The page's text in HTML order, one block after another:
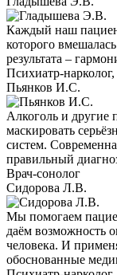
Каждый наш
которого
результата –
Психиатр-
Пьянков И.С.
Алкоголь и другие
маскировать
систем.
правильный
Врач-сонолог
Сидорова Л.В.
Мы помогаем
даём возможность
человека. И
обоснованные